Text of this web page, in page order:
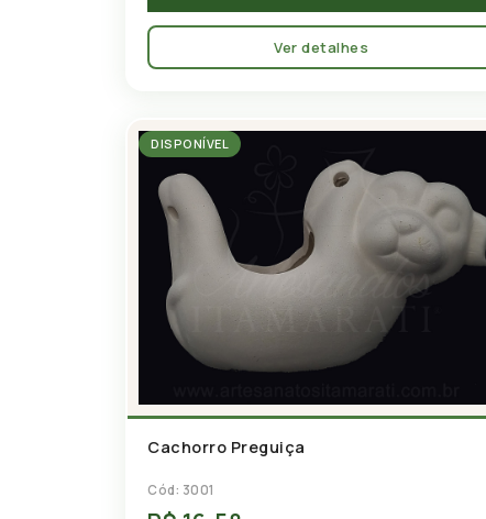
Ver detalhes
DISPONÍVEL
Cachorro Preguiça
Cód: 3001